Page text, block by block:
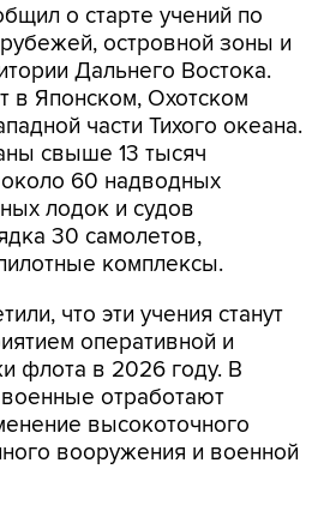
о старте учений по
островной зоны и
Дальнего Востока.
в Японском, Охотском
части Тихого океана.
свыше 13 тысяч
60 надводных
лодок и судов
30 самолетов,
комплексы.
что эти учения станут
оперативной и
флота в 2026 году. В
отработают
высокоточного
вооружения и военной